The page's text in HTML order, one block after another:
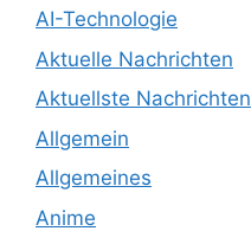
AI-Technologie
Aktuelle Nachrichten
Aktuellste Nachrichten
Allgemein
Allgemeines
Anime